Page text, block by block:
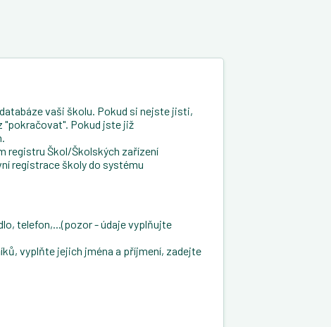
vaši školu. Pokud si nejste jisti,
"pokračovat". Pokud jste již
registru Škol/Školských zařízení
registrace školy do systému
telefon,...(pozor - údaje vyplňujte
vyplňte jejich jména a příjmení, zadejte